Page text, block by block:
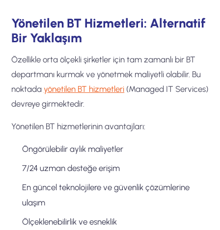
Yönetilen BT Hizmetleri: Alternatif
Bir Yaklaşım
Özellikle orta ölçekli şirketler için tam zamanlı bir BT
departmanı kurmak ve yönetmek maliyetli olabilir. Bu
noktadayönetilen BT hizmetleri (Managed IT Services)
devreye girmektedir.
Yönetilen BT hizmetlerinin avantajları:
Öngörülebilir aylık maliyetler
7/24 uzman desteğe erişim
En güncel teknolojilere ve güvenlik çözümlerine
ulaşım
Ölçeklenebilirlik ve esneklik